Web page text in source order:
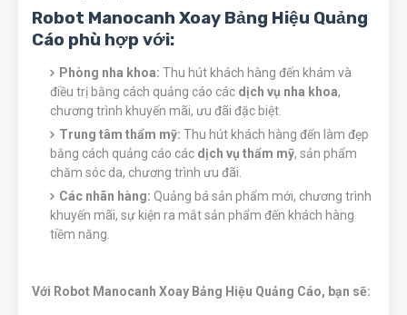
Robot Manocanh Xoay Bảng Hiệu Quảng
Cáo phù hợp với:
Phòng nha khoa: Thu hút khách hàng đến khám và
điều trị bằng cách quảng cáo các dịch vụ nha khoa,
chương trình khuyến mãi, ưu đãi đặc biệt.
Trung tâm thẩm mỹ: Thu hút khách hàng đến làm đẹp
bằng cách quảng cáo các dịch vụ thẩm mỹ, sản phẩm
chăm sóc da, chương trình ưu đãi.
Các nhãn hàng: Quảng bá sản phẩm mới, chương trình
khuyến mãi, sự kiện ra mắt sản phẩm đến khách hàng
tiềm năng.
Với Robot Manocanh Xoay Bảng Hiệu Quảng Cáo, bạn sẽ: